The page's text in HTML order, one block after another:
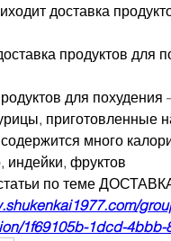
доставка
продуктов для
для похудения
приготовленные
много
индейки, фруктов
по теме
1f69105b-1dcd-4bbb-